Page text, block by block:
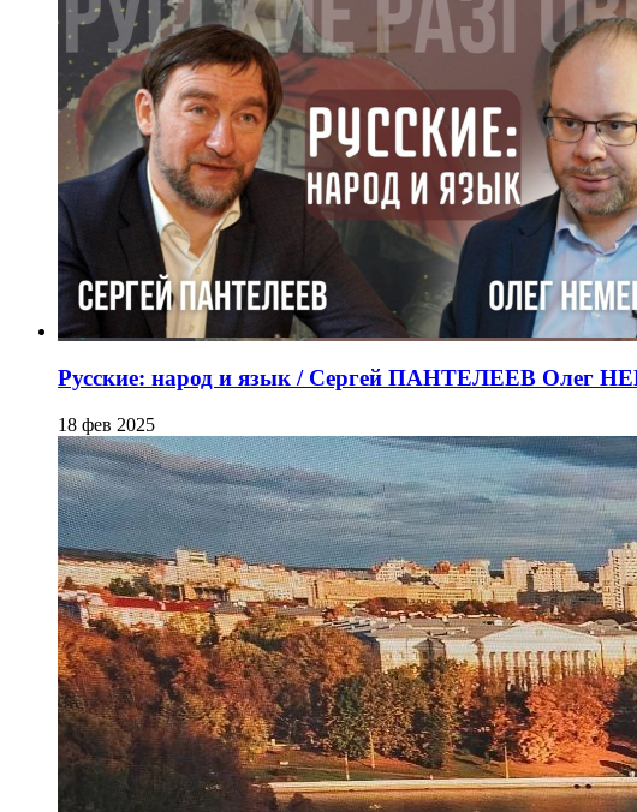
Русские: народ и язык / Сергей ПАНТЕЛЕЕВ Олег
18 фев 2025